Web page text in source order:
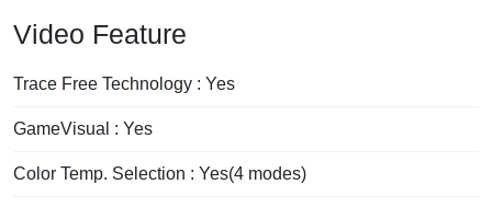
Video Feature
Trace Free Technology : Yes
GameVisual : Yes
Color Temp. Selection : Yes(4 modes)